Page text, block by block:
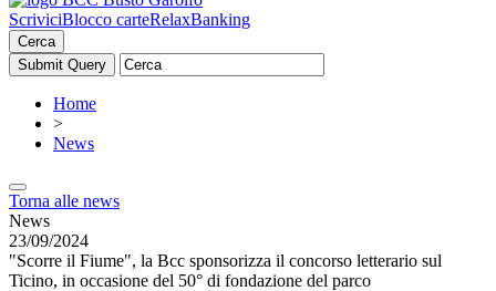
ScriviciBlocco carteRelaxBanking
Cerca
Home
>
News
Torna alle news
News
23/09/2024
"Scorre il Fiume", la Bcc sponsorizza il concorso letterario sul
Ticino, in occasione del 50° di fondazione del parco